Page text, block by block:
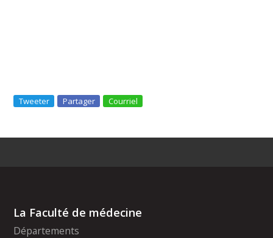
Tweeter Partager Courriel
La Faculté de médecine
Départements